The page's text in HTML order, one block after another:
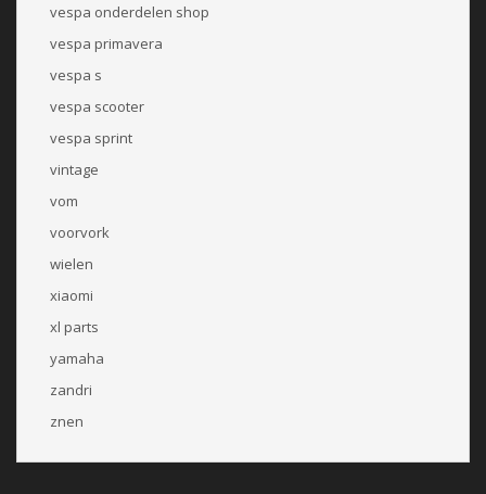
vespa onderdelen shop
vespa primavera
vespa s
vespa scooter
vespa sprint
vintage
vom
voorvork
wielen
xiaomi
xl parts
yamaha
zandri
znen